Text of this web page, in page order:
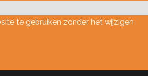
te gebruiken zonder het wijzigen